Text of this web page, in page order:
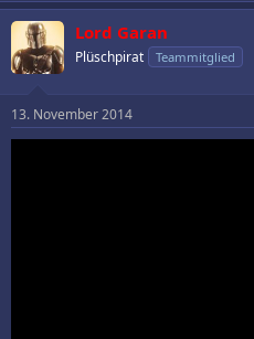
Lord Garan
Plüschpirat Teammitglied
13. November 2014